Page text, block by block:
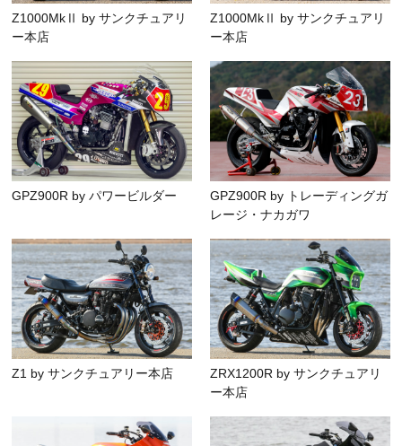
Z1000MkⅡ by サンクチュアリ
ー本店
Z1000MkⅡ by サンクチュアリ
ー本店
GPZ900R by パワービルダー
GPZ900R by トレーディングガ
レージ・ナカガワ
Z1 by サンクチュアリー本店
ZRX1200R by サンクチュアリ
ー本店